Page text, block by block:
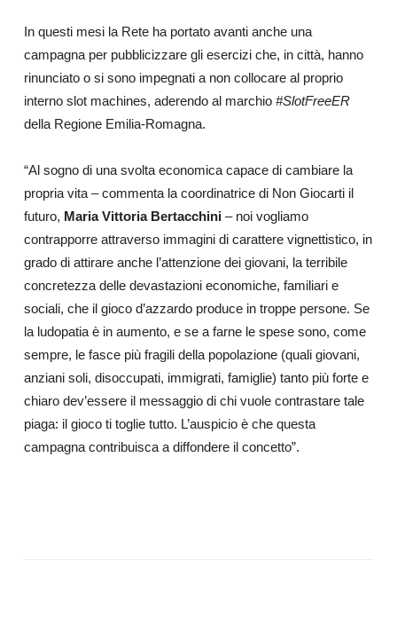
In questi mesi la Rete ha portato avanti anche una
campagna per pubblicizzare gli esercizi che, in città, hanno
rinunciato o si sono impegnati a non collocare al proprio
interno slot machines, aderendo al marchio #SlotFreeER
della Regione Emilia-Romagna.
“Al sogno di una svolta economica capace di cambiare la
propria vita – commenta la coordinatrice di Non Giocarti il
futuro, Maria Vittoria Bertacchini– noi vogliamo
contrapporre attraverso immagini di carattere vignettistico, in
grado di attirare anche l’attenzione dei giovani, la terribile
concretezza delle devastazioni economiche, familiari e
sociali, che il gioco d’azzardo produce in troppe persone. Se
la ludopatia è in aumento, e se a farne le spese sono, come
sempre, le fasce più fragili della popolazione (quali giovani,
anziani soli, disoccupati, immigrati, famiglie) tanto più forte e
chiaro dev’essere il messaggio di chi vuole contrastare tale
piaga: il gioco ti toglie tutto. L’auspicio è che questa
campagna contribuisca a diffondere il concetto”.